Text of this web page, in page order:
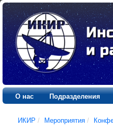
О нас Подразделения
ИКИР / Мероприятия /